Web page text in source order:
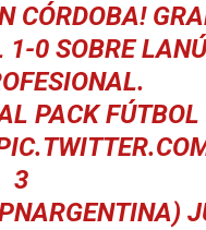
CÓRDOBA!
0 SOBRE
.
PACK FÚTBOL
3